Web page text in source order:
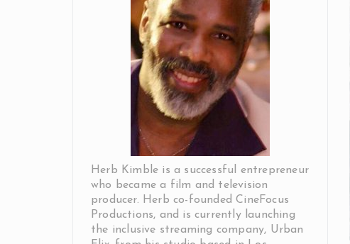
Herb Kimble is a successful entrepreneur
who became a film and television
producer. Herb co-founded CineFocus
Productions, and is currently launching
the inclusive streaming company, Urban